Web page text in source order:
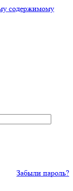
содержимому
Забыли пароль?